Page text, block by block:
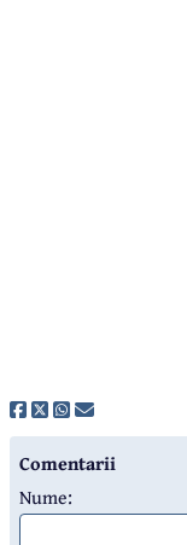
Comentarii
Nume: